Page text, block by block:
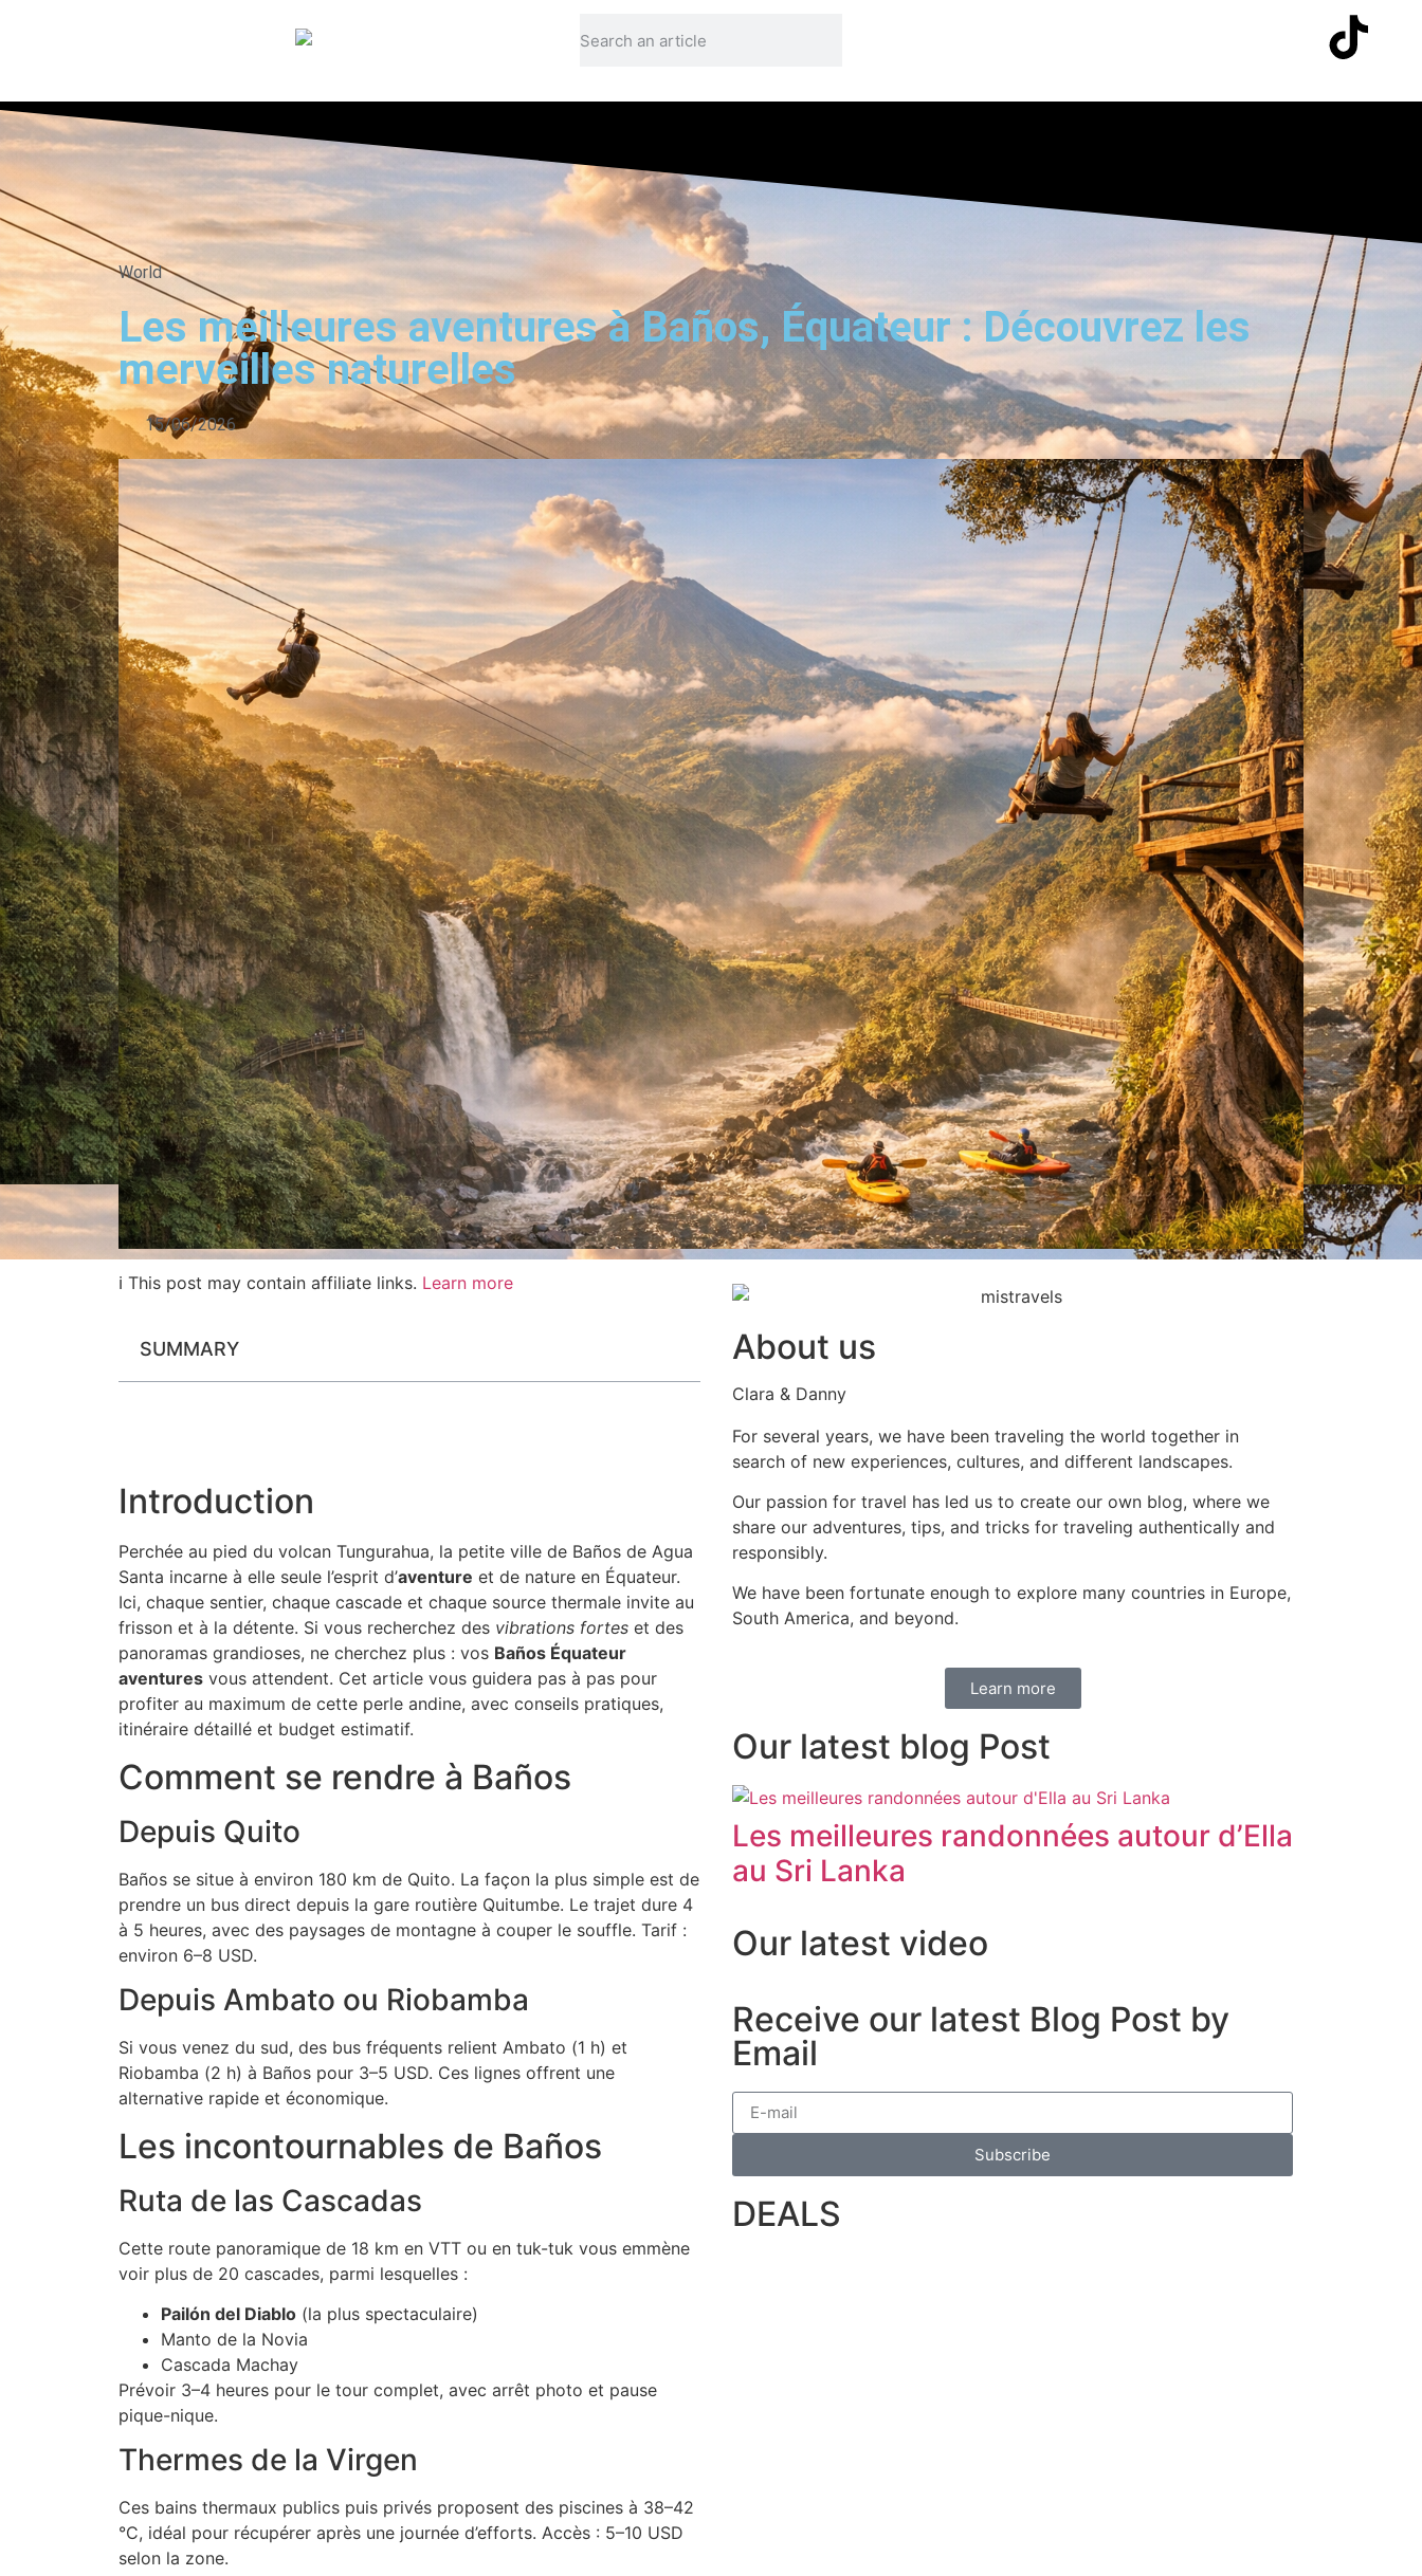
World
Les meilleures aventures à Baños, Équateur : Découvrez les
merveilles naturelles
15/06/2026
ℹ This post may contain affiliate links. Learn more
SUMMARY
Introduction
Perchée au pied du volcan Tungurahua, la petite ville de Baños de Agua
Santa incarne à elle seule l’esprit d’aventure et de nature en Équateur.
Ici, chaque sentier, chaque cascade et chaque source thermale invite au
frisson et à la détente. Si vous recherchez des vibrations fortes et des
panoramas grandioses, ne cherchez plus : vos Baños Équateur
aventures vous attendent. Cet article vous guidera pas à pas pour
profiter au maximum de cette perle andine, avec conseils pratiques,
itinéraire détaillé et budget estimatif.
Comment se rendre à Baños
Depuis Quito
Baños se situe à environ 180 km de Quito. La façon la plus simple est de
prendre un bus direct depuis la gare routière Quitumbe. Le trajet dure 4
à 5 heures, avec des paysages de montagne à couper le souffle. Tarif :
environ 6–8 USD.
Depuis Ambato ou Riobamba
Si vous venez du sud, des bus fréquents relient Ambato (1 h) et
Riobamba (2 h) à Baños pour 3–5 USD. Ces lignes offrent une
alternative rapide et économique.
Les incontournables de Baños
Ruta de las Cascadas
Cette route panoramique de 18 km en VTT ou en tuk-tuk vous emmène
voir plus de 20 cascades, parmi lesquelles :
Pailón del Diablo (la plus spectaculaire)
Manto de la Novia
Cascada Machay
Prévoir 3–4 heures pour le tour complet, avec arrêt photo et pause
pique-nique.
Thermes de la Virgen
Ces bains thermaux publics puis privés proposent des piscines à 38–42
°C, idéal pour récupérer après une journée d’efforts. Accès : 5–10 USD
selon la zone.
About us
Clara & Danny
For several years, we have been traveling the world together in
search of new experiences, cultures, and different landscapes.
Our passion for travel has led us to create our own blog, where we
share our adventures, tips, and tricks for traveling authentically and
responsibly.
We have been fortunate enough to explore many countries in Europe,
South America, and beyond.
Learn more
Our latest blog Post
Les meilleures randonnées autour d’Ella
au Sri Lanka
Our latest video
Receive our latest Blog Post by
Email
Subscribe
DEALS